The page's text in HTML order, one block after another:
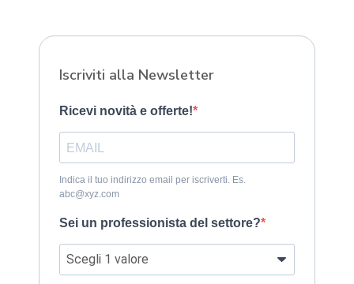
Iscriviti alla Newsletter
Ricevi novità e offerte!
Indica il tuo indirizzo email per iscriverti. Es.
abc@xyz.com
Sei un professionista del settore?